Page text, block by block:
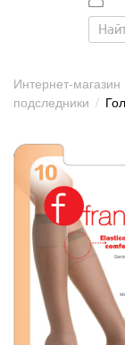
Интернет-магазин
подследники /